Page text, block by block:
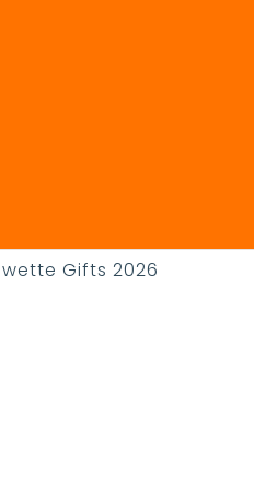
Gifts 2026